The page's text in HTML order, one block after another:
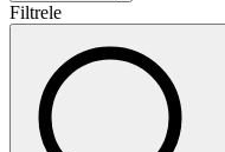
Filtrele